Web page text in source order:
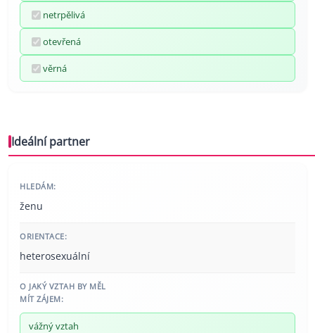
netrpělivá
otevřená
věrná
Ideální partner
HLEDÁM:
ženu
ORIENTACE:
heterosexuální
O JAKÝ VZTAH BY MĚL
MÍT ZÁJEM:
vážný vztah